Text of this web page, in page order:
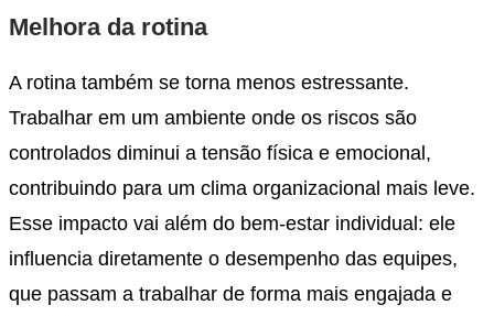
Melhora da rotina
A rotina também se torna menos estressante.
Trabalhar em um ambiente onde os riscos são
controlados diminui a tensão física e emocional,
contribuindo para um clima organizacional mais leve.
Esse impacto vai além do bem-estar individual: ele
influencia diretamente o desempenho das equipes,
que passam a trabalhar de forma mais engajada e